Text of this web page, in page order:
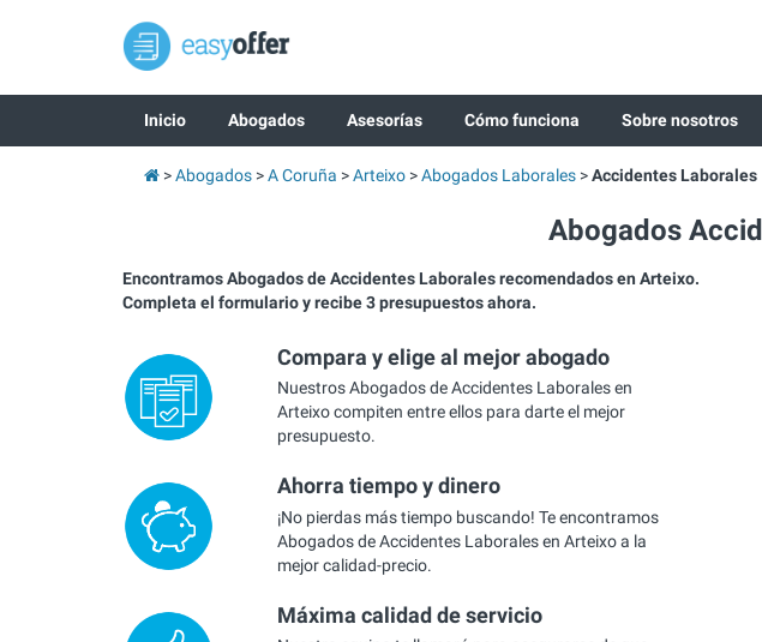
Inicio Abogados Asesorías Cómo funciona Sobre nosotros
Abogados A Coruña Arteixo Abogados Laborales Accidentes Laborales
Abogados
Encontramos Abogados de Accidentes Laborales recomendados en Arteixo.
Completa el formulario y recibe 3 presupuestos ahora.
Compara y elige al mejor abogado
Nuestros Abogados de Accidentes Laborales en
Arteixo compiten entre ellos para darte el mejor
presupuesto.
Ahorra tiempo y dinero
¡No pierdas más tiempo buscando! Te encontramos
Abogados de Accidentes Laborales en Arteixo a la
mejor calidad-precio.
Máxima calidad de servicio